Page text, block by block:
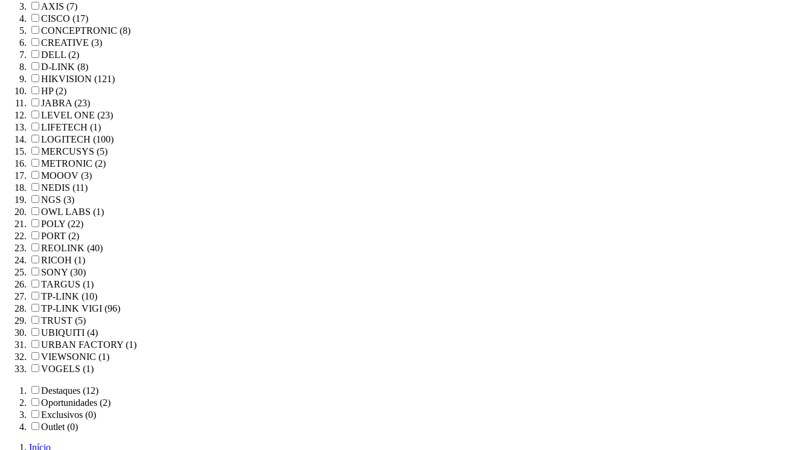
AXIS (7)
CISCO (17)
CONCEPTRONIC (8)
CREATIVE (3)
DELL (2)
D-LINK (8)
HIKVISION (121)
HP (2)
JABRA (23)
LEVEL ONE (23)
LIFETECH (1)
LOGITECH (100)
MERCUSYS (5)
METRONIC (2)
MOOOV (3)
NEDIS (11)
NGS (3)
OWL LABS (1)
POLY (22)
PORT (2)
REOLINK (40)
RICOH (1)
SONY (30)
TARGUS (1)
TP-LINK (10)
TP-LINK VIGI (96)
TRUST (5)
UBIQUITI (4)
URBAN FACTORY (1)
VIEWSONIC (1)
VOGELS (1)
Destaques (12)
Oportunidades (2)
Exclusivos (0)
Outlet (0)
Início